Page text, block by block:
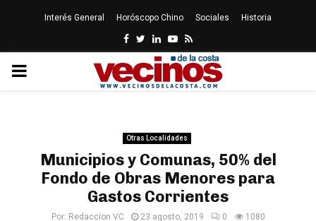
Interés General Horóscopo Chino Sociales Historia
Facebook
Twitter
LinkedinYoutube
Rss
PRIMARY
Otras Localidades
Municipios y Comunas, 50% del
Fondo de Obras Menores para
Gastos Corrientes
Por: Redaccion VC 23 agosto, 2019 0 1080